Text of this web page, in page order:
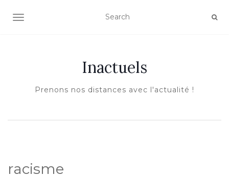
AFFICHER/MASQUER LA NAVIGATION
Inactuels
Prenons nos distances avec l'actualité !
racisme